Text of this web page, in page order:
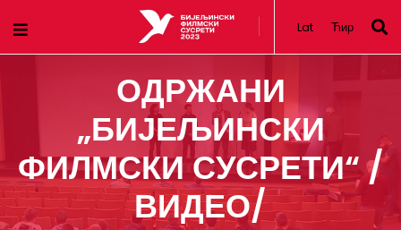
Lat Ћир
ОДРЖАНИ
„БИЈЕЉИНСКИ
ФИЛМСКИ СУСРЕТИ“ /
ВИДЕО/